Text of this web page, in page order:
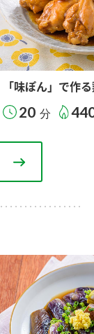
「味ぽん」で作
20 分